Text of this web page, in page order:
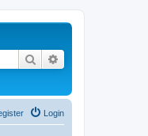
Search
Login